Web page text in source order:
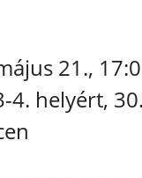
21.,
4. helyért,